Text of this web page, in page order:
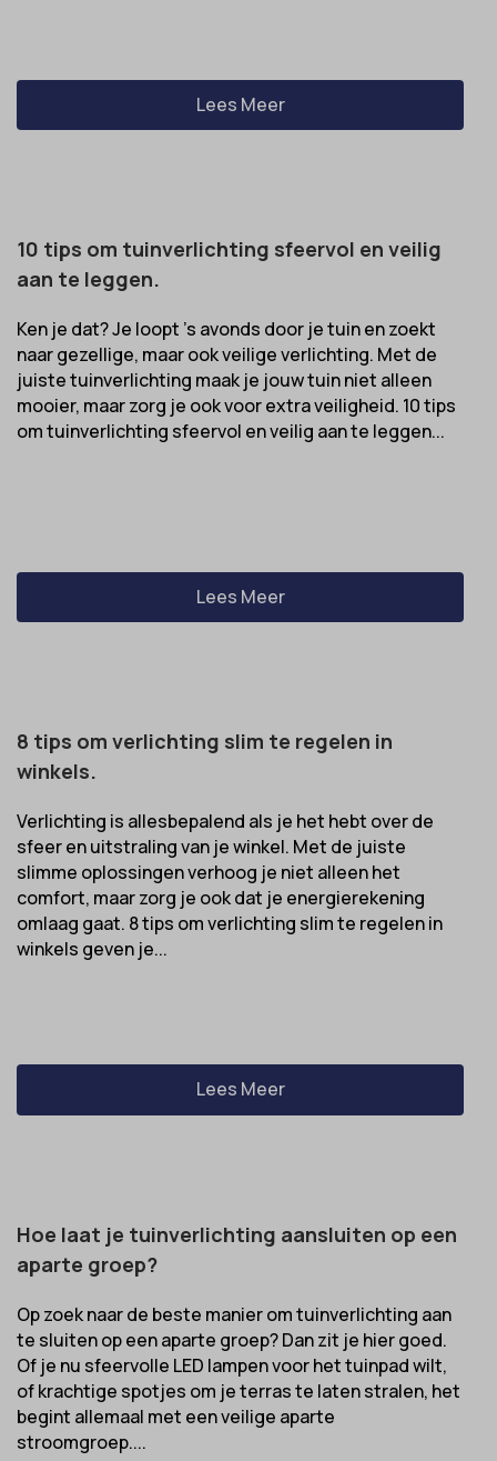
Lees Meer
10 tips om tuinverlichting sfeervol en veilig
aan te leggen.
Ken je dat? Je loopt ’s avonds door je tuin en zoekt
naar gezellige, maar ook veilige verlichting. Met de
juiste tuinverlichting maak je jouw tuin niet alleen
mooier, maar zorg je ook voor extra veiligheid. 10 tips
om tuinverlichting sfeervol en veilig aan te leggen...
Lees Meer
8 tips om verlichting slim te regelen in
winkels.
Verlichting is allesbepalend als je het hebt over de
sfeer en uitstraling van je winkel. Met de juiste
slimme oplossingen verhoog je niet alleen het
comfort, maar zorg je ook dat je energierekening
omlaag gaat. 8 tips om verlichting slim te regelen in
winkels geven je...
Lees Meer
Hoe laat je tuinverlichting aansluiten op een
aparte groep?
Op zoek naar de beste manier om tuinverlichting aan
te sluiten op een aparte groep? Dan zit je hier goed.
Of je nu sfeervolle LED lampen voor het tuinpad wilt,
of krachtige spotjes om je terras te laten stralen, het
begint allemaal met een veilige aparte
stroomgroep....